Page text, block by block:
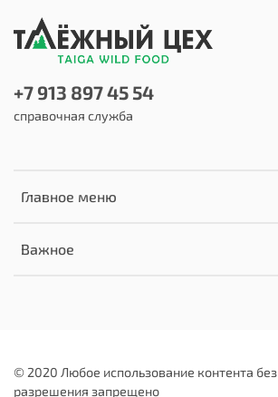
Главное меню
Важное
+7 913 897 45 54
справочная служба
© 2020 Любое использование контента
разрешения запрещено